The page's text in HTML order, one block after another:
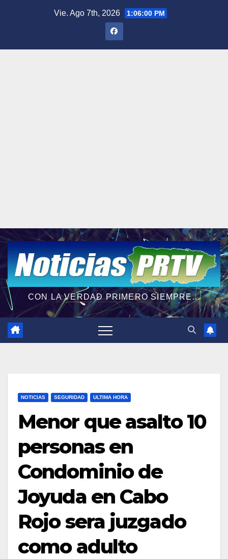
Vie. Ago 7th, 2026 1:06:00 PM
CON LA VERDAD PRIMERO SIEMPRE...
NOTICIAS SEGURIDAD ULTIMA HORA
Menor que asalto 10
personas en
Condominio de
Joyuda en Cabo
Rojo sera juzgado
como adulto